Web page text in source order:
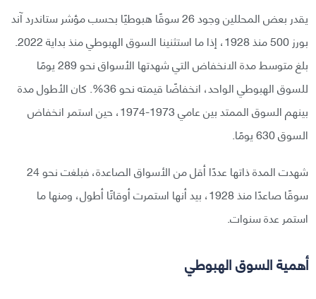
يقدر بعض المحللين وجود 26 سوقًا هبوطيًا بحسب مؤشر ستاندرد آند
بورز 500 منذ 1928، إذا ما استثنينا السوق الهبوطي منذ بداية 2022.
بلغ متوسط مدة الانخفاض التي شهدتها الأسواق نحو 289 يومًا
للسوق الهبوطي الواحد، انخفاضًا قيمته نحو 36%. كان الأطول مدة
بينهم السوق الممتد بين عامي 1973-1974، حين استمر انخفاض
السوق 630 يومًا.
شهدت المدة ذاتها عددًا أقل من الأسواق الصاعدة، فبلغت نحو 24
سوقًا صاعدًا منذ 1928، بيد أنها استمرت أوقاتًا أطول، ومنها ما
استمر عدة سنوات.
أهمية السوق الهبوطي